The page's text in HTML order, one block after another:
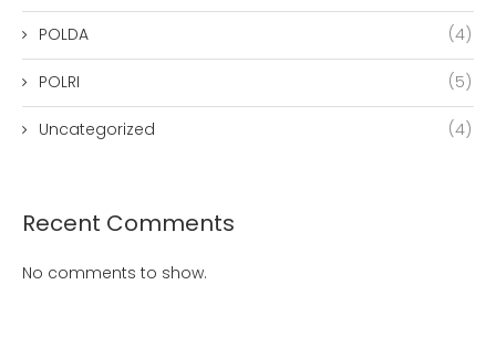
POLDA (4)
POLRI (5)
Uncategorized (4)
Recent Comments
No comments to show.